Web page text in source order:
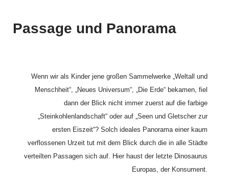
Passage und Panorama
Wenn wir als Kinder jene großen Sammelwerke „Weltall und
Menschheit“, „Neues Universum“, „Die Erde“ bekamen, fiel
dann der Blick nicht immer zuerst auf die farbige
„Steinkohlenlandschaft“ oder auf „Seen und Gletscher zur
ersten Eiszeit“? Solch ideales Panorama einer kaum
verflossenen Urzeit tut mit dem Blick durch die in alle Städte
verteilten Passagen sich auf. Hier haust der letzte Dinosaurus
Europas, der Konsument.